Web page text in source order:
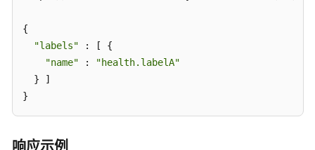
资
源
据
{
"labels" : [ {
"name" :
"health.labelA"
  } ]
}
响应示例